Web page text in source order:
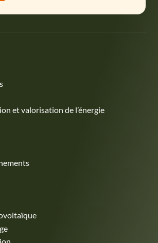
et valorisation de l’énergie